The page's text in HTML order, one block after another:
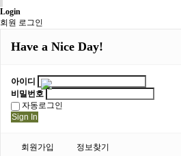
Login
회원 로그인
Have a Nice Day!
아이디
비밀번호
자동로그인
Sign In
회원가입 정보찾기